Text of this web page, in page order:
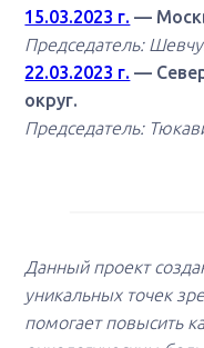
15.03.2023 г. —
Председатель:
22.03.2023 г. —
округ.
Председатель:
Данный проект
уникальных точек
помогает повысить